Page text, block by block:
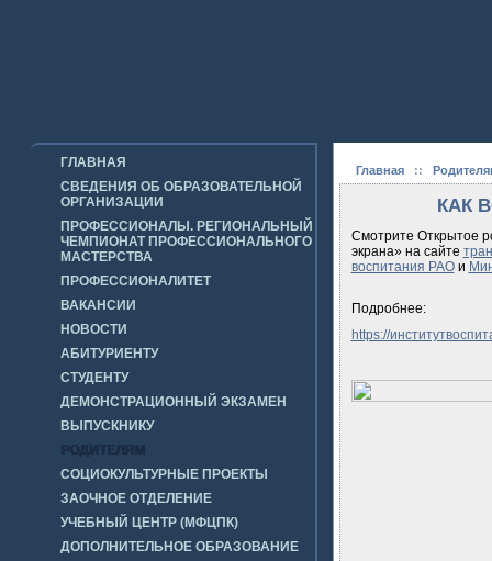
ГЛАВНАЯ
СВЕДЕНИЯ ОБ ОБРАЗОВАТЕЛЬНОЙ
ОРГАНИЗАЦИИ
ПРОФЕССИОНАЛЫ. РЕГИОНАЛЬНЫЙ
ЧЕМПИОНАТ ПРОФЕССИОНАЛЬНОГО
МАСТЕРСТВА
ПРОФЕССИОНАЛИТЕТ
ВАКАНСИИ
НОВОСТИ
АБИТУРИЕНТУ
СТУДЕНТУ
ДЕМОНСТРАЦИОННЫЙ ЭКЗАМЕН
ВЫПУСКНИКУ
СОЦИОКУЛЬТУРНЫЕ ПРОЕКТЫ
ЗАОЧНОЕ ОТДЕЛЕНИЕ
УЧЕБНЫЙ ЦЕНТР (МФЦПК)
ДОПОЛНИТЕЛЬНОЕ ОБРАЗОВАНИЕ
Главная::
КАК
Смотрите Открытое
экрана» на сайте
воспитания РАОи
Подробнее:
https://